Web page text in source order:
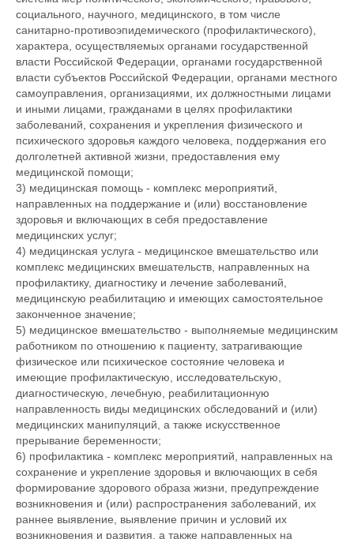
социального, научного, медицинского, в том числе
санитарно-противоэпидемического (профилактического),
характера, осуществляемых органами государственной
власти Российской Федерации, органами государственной
власти субъектов Российской Федерации, органами местного
самоуправления, организациями, их должностными лицами
и иными лицами, гражданами в целях профилактики
заболеваний, сохранения и укрепления физического и
психического здоровья каждого человека, поддержания его
долголетней активной жизни, предоставления ему
медицинской помощи;
3) медицинская помощь - комплекс мероприятий,
направленных на поддержание и (или) восстановление
здоровья и включающих в себя предоставление
медицинских услуг;
4) медицинская услуга - медицинское вмешательство или
комплекс медицинских вмешательств, направленных на
профилактику, диагностику и лечение заболеваний,
медицинскую реабилитацию и имеющих самостоятельное
законченное значение;
5) медицинское вмешательство - выполняемые медицинским
работником по отношению к пациенту, затрагивающие
физическое или психическое состояние человека и
имеющие профилактическую, исследовательскую,
диагностическую, лечебную, реабилитационную
направленность виды медицинских обследований и (или)
медицинских манипуляций, а также искусственное
прерывание беременности;
6) профилактика - комплекс мероприятий, направленных на
сохранение и укрепление здоровья и включающих в себя
формирование здорового образа жизни, предупреждение
возникновения и (или) распространения заболеваний, их
раннее выявление, выявление причин и условий их
возникновения и развития, а также направленных на